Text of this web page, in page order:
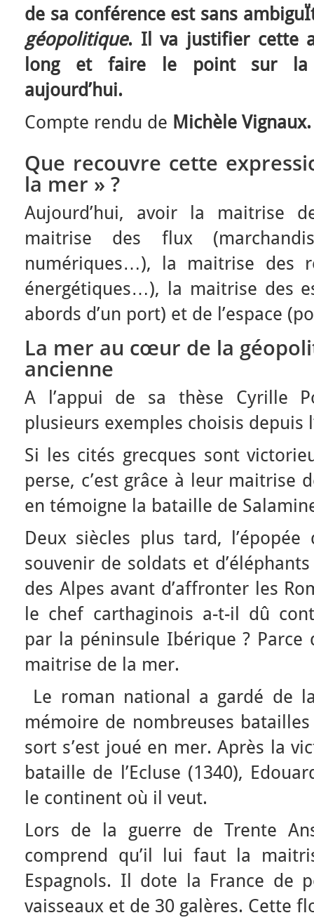
de sa conférence est sans
géopolitique. Il va justifier cette
long et faire le point sur la
aujourd’hui.
Compte rendu de Michèle Vignaux.
Que recouvre cette
la mer » ?
Aujourd’hui, avoir la maitrise
maitrise des flux
numériques…), la maitrise des
énergétiques…), la maitrise des
abords d’un port) et de l’espace
La mer au cœur de la
ancienne
A l’appui de sa thèse Cyrille
plusieurs exemples choisis depuis
Si les cités grecques sont
perse, c’est grâce à leur maitrise
en témoigne la bataille de
Deux siècles plus tard,
souvenir de soldats et
des Alpes avant d’affronter les
le chef carthaginois a-t-il dû
par la péninsule Ibérique ? Parce
maitrise de la mer.
Le roman national a gardé de
mémoire de nombreuses
sort s’est joué en mer. Après la
bataille de l’Ecluse (1340),
le continent où il veut.
Lors de la guerre de Trente
comprend qu’il lui faut la
Espagnols. Il dote la France de
vaisseaux et de 30 galères. Cette